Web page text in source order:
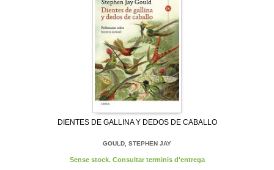
DIENTES DE GALLINA Y DEDOS DE CABALLO
GOULD, STEPHEN JAY
Sense stock. Consultar terminis d'entrega